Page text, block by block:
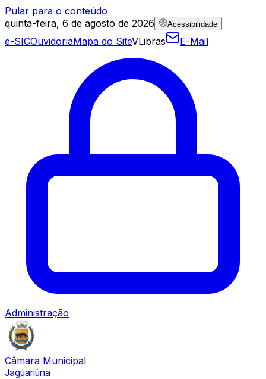
Pular para o conteúdo
quinta-feira, 6 de agosto de 2026
Acessibilidade
e-SICOuvidoriaMapa do SiteVLibras E-Mail
Administração
Câmara Municipal
Jaguariúna